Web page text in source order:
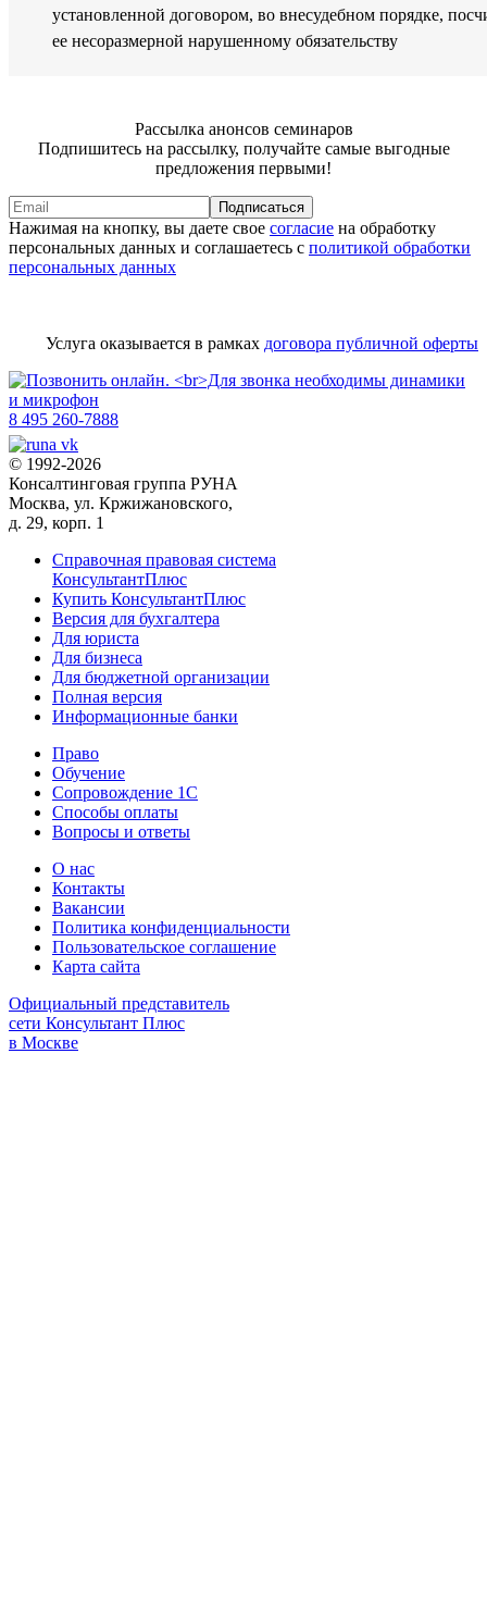
установленной договором, во внесудебном порядке,
ее несоразмерной нарушенному обязательству
Рассылка анонсов семинаров
Подпишитесь на рассылку, получайте самые выгодные
предложения первыми!
Подписаться
Нажимая на кнопку, вы даете свое согласие на обработку
персональных данных и соглашаетесь с политикой обработки
персональных данных
Услуга оказывается в рамках договора публичной оферты
8 495 260-7888
© 1992-2026
Консалтинговая группа РУНА
Москва, ул. Кржижановского,
д. 29, корп. 1
Справочная правовая система
КонсультантПлюс
Купить КонсультантПлюс
Версия для бухгалтера
Для юриста
Для бизнеса
Для бюджетной организации
Полная версия
Информационные банки
Право
Обучение
Сопровождение 1С
Способы оплаты
Вопросы и ответы
О нас
Контакты
Вакансии
Политика конфиденциальности
Пользовательское соглашение
Карта сайта
Официальный представитель
сети Консультант Плюс
в Москве